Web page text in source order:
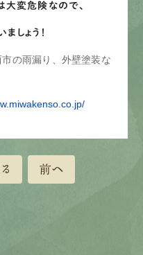
変危険なので、
しょう！
の雨漏り、外壁塗装な
前へ